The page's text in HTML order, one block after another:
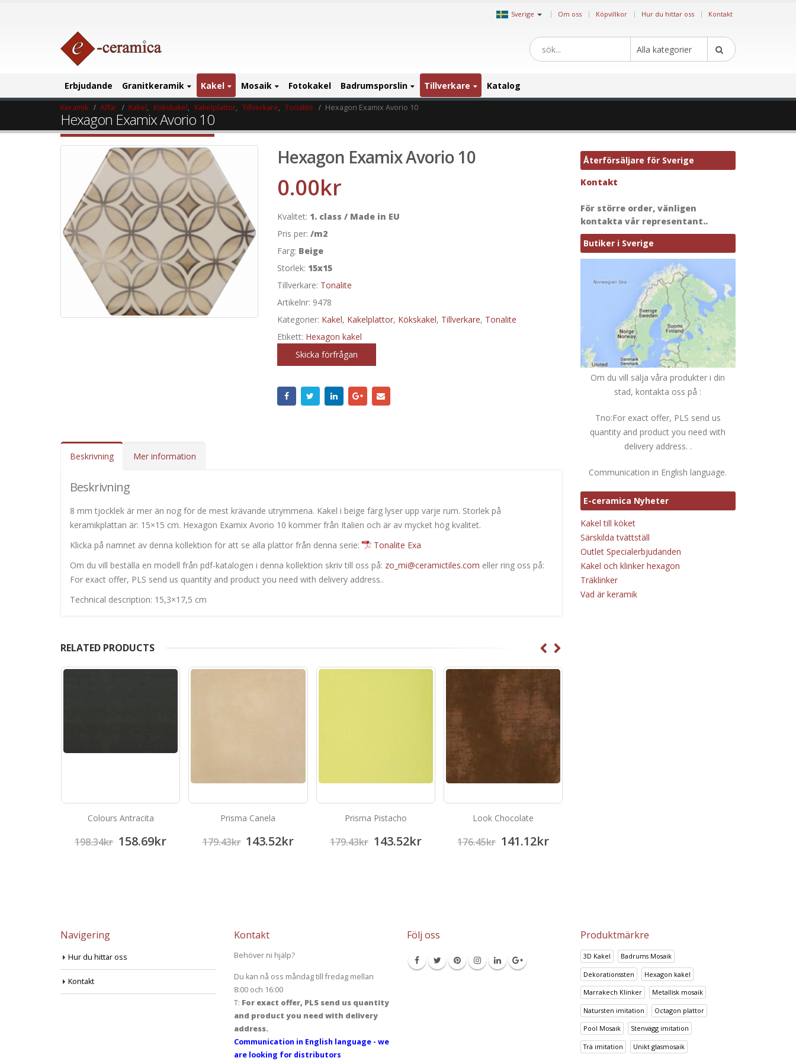
Sverige | Om oss Köpvillkor Hur du hittar oss Kontakt
Alla kategorier
Erbjudande Granitkeramik Kakel Mosaik Fotokakel Badrumsporslin Tillverkare Katalog
Keramik Affär Kakel, Kökskakel, Kakelplattor, Tillverkare, Tonalite Hexagon Examix Avorio 10
Hexagon Examix Avorio 10
Hexagon Examix Avorio 10
0.00kr
Kvalitet: 1. class / Made in EU
Pris per: /m2
Farg: Beige
Storlek: 15x15
Tillverkare: Tonalite
Artikelnr: 9478
Kategorier: Kakel, Kakelplattor, Kökskakel, Tillverkare, Tonalite
Etikett: Hexagon kakel
Skicka förfrågan
Beskrivning Mer information
Beskrivning
8 mm tjocklek är mer än nog för de mest krävande utrymmena. Kakel i beige färg lyser upp varje rum. Storlek på
keramikplattan är: 15×15 cm. Hexagon Examix Avorio 10 kommer från Italien och är av mycket hög kvalitet.
Klicka på namnet av denna kollektion för att se alla plattor från denna serie:
Tonalite Exa
Om du vill beställa en modell från pdf-katalogen i denna kollektion skriv till oss på: zo_mi@ceramictiles.com eller ring oss på:
For exact offer, PLS send us quantity and product you need with delivery address..
Technical description: 15,3×17,5 cm
RELATED PRODUCTS
Colours Antracita
198.34kr 158.69kr
Prisma Canela
179.43kr 143.52kr
Prisma Pistacho
179.43kr 143.52kr
Look Chocolate
176.45kr 141.12kr
Återförsäljare för Sverige
Kontakt
För större order, vänligen
kontakta vår representant..
Butiker i Sverige
Om du vill sälja våra produkter i din
stad, kontakta oss på :
Tno:For exact offer, PLS send us
quantity and product you need with
delivery address. .
Communication in English language.
E-ceramica Nyheter
Kakel till köket
Särskilda tvättställ
Outlet Specialerbjudanden
Kakel och klinker hexagon
Träklinker
Vad är keramik
Navigering
Hur du hittar oss
Kontakt
Kontakt
Behöver ni hjälp?
Du kan nå oss måndag till fredag mellan
8:00 och 16:00
T: For exact offer, PLS send us quantity
and product you need with delivery
address.
Communication in English language - we
are looking for distributors
Följ oss Produktmärkre
3D Kakel Badrums Mosaik
Dekorationssten Hexagon kakel
Marrakech Klinker Metallisk mosaik
Natursten imitation Octagon plattor
Pool Mosaik Stenvägg imitation
Trä imitation Unikt glasmosaik